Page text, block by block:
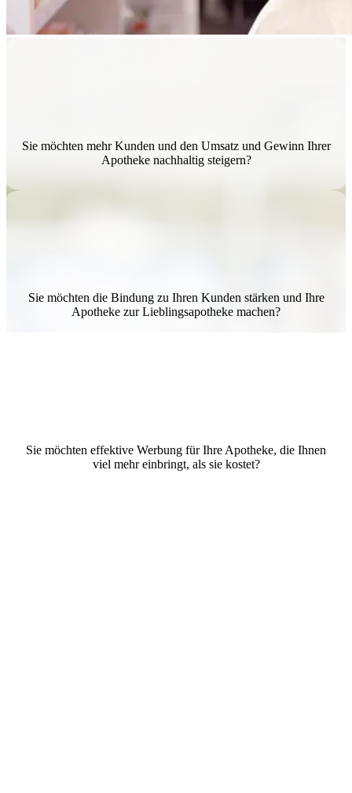
Sie möchten mehr Kunden und den Umsatz und Gewinn Ihrer
Apotheke nachhaltig steigern?
Sie möchten die Bindung zu Ihren Kunden stärken und Ihre
Apotheke zur Lieblingsapotheke machen?
Sie möchten effektive Werbung für Ihre Apotheke, die Ihnen
viel mehr einbringt, als sie kostet?